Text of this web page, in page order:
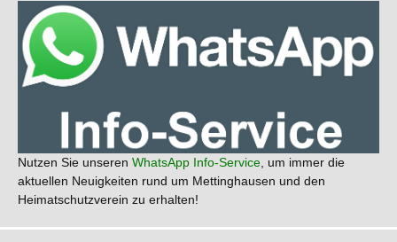
Nutzen Sie unseren WhatsApp Info-Service, um immer die
aktuellen Neuigkeiten rund um Mettinghausen und den
Heimatschutzverein zu erhalten!